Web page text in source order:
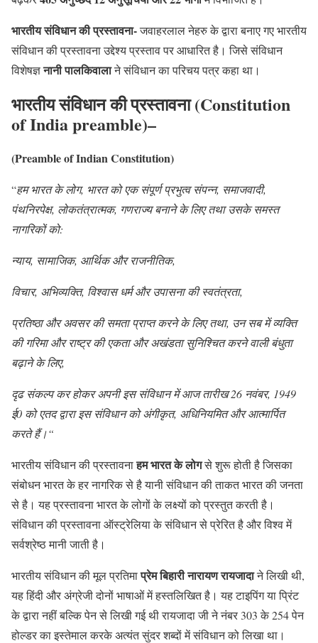
भारतीय संविधान की प्रस्तावना-जवाहरलाल नेहरु के द्वारा बनाए गए भारतीय
संविधान की प्रस्तावना उद्देश्य प्रस्ताव पर आधारित है। जिसे संविधान
विशेषज्ञनानी पालकिवालाने संविधान का परिचय पत्र कहा था।
भारतीय संविधान की प्रस्तावना (Constitution
of India preamble)–
(Preamble of Indian Constitution)
“हम भारत के लोग, भारत को एक संपूर्ण प्रभुत्व संपन्न, समाजवादी,
पंथनिरपेक्ष, लोकतंत्रात्मक, गणराज्य बनाने के लिए तथा उसके समस्त
नागरिकों को:
न्याय, सामाजिक, आर्थिक और राजनीतिक,
विचार, अभिव्यक्ति, विश्वास धर्म और उपासना की स्वतंत्रता,
प्रतिष्ठा और अवसर की समता प्राप्त करने के लिए तथा, उन सब में व्यक्ति
की गरिमा और राष्ट्र की एकता और अखंडता सुनिश्चित करने वाली बंधुता
बढ़ाने के लिए,
दृढ संकल्प कर होकर अपनी इस संविधान में आज तारीख26 नवंबर, 1949
ई0 को एतद द्वारा इस संविधान को अंगीकृत, अधिनियमित और आत्मार्पित
करते हैं।“
भारतीय संविधान की प्रस्तावनाहम भारत के लोगसे शुरू होती है जिसका
संबोधन भारत के हर नागरिक से है यानी संविधान की ताकत भारत की जनता
से है। यह प्रस्तावना भारत के लोगों के लक्ष्यों को प्रस्तुत करती है।
संविधान की प्रस्तावना ऑस्ट्रेलिया के संविधान से प्रेरित है और विश्व में
सर्वश्रेष्ठ मानी जाती है।
भारतीय संविधान की मूल प्रतिमाप्रेम बिहारी नारायण रायजादाने लिखी थी,
यह हिंदी और अंग्रेजी दोनों भाषाओं में हस्तलिखित है। यह टाइपिंग या प्रिंट
के द्वारा नहीं बल्कि पेन से लिखी गई थी रायजादा जी ने नंबर 303 के 254 पेन
होल्डर का इस्तेमाल करके अत्यंत सुंदर शब्दों में संविधान को लिखा था।